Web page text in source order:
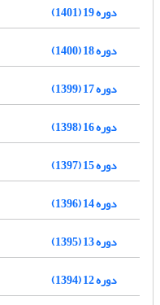
دوره 19 (1401)
دوره 18 (1400)
دوره 17 (1399)
دوره 16 (1398)
دوره 15 (1397)
دوره 14 (1396)
دوره 13 (1395)
دوره 12 (1394)